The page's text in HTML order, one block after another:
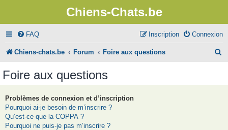
Chiens-Chats.be
FAQ Connexion
Inscription
Chiens-chats.be Forum Foire aux questions
Foire aux questions
Problèmes de connexion et d’inscription
Pourquoi ai-je besoin de m’inscrire ?
Qu’est-ce que la COPPA ?
Pourquoi ne puis-je pas m’inscrire ?